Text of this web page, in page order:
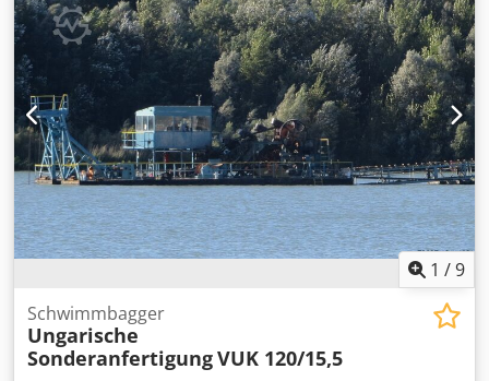
1 /9
Schwimmbagger
Ungarische
SonderanfertigungVUK 120/15,5